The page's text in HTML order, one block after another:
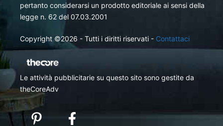
pertanto considerarsi un prodotto editoriale ai sensi della
legge n. 62 del 07.03.2001
Copyright ©2026 - Tutti i diritti riservati - Contattaci
Le attività pubblicitarie su questo sito sono gestite da
theCoreAdv